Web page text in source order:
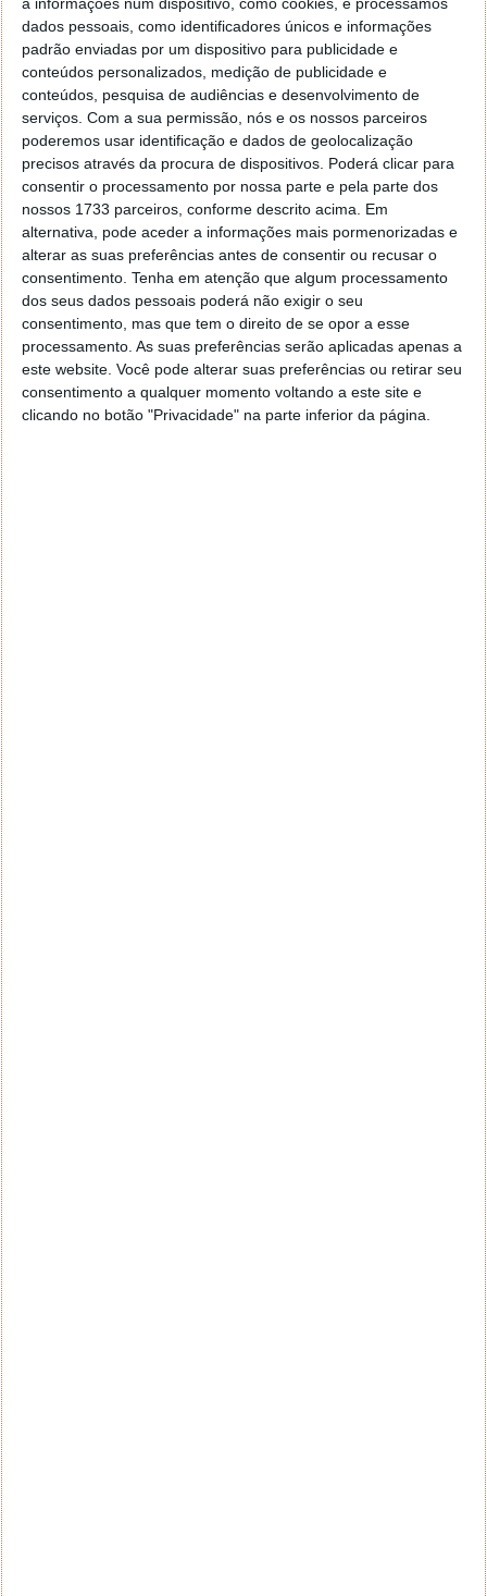
dados pessoais, como identificadores únicos e informações
padrão enviadas por um dispositivo para publicidade e
conteúdos personalizados, medição de publicidade e
conteúdos, pesquisa de audiências e desenvolvimento de
serviços. Com a sua permissão, nós e os nossos parceiros
poderemos usar identificação e dados de geolocalização
precisos através da procura de dispositivos. Poderá clicar para
consentir o processamento por nossa parte e pela parte dos
nossos 1733 parceiros, conforme descrito acima. Em
alternativa, pode aceder a informações mais pormenorizadas e
alterar as suas preferências antes de consentir ou recusar o
consentimento. Tenha em atenção que algum processamento
dos seus dados pessoais poderá não exigir o seu
consentimento, mas que tem o direito de se opor a esse
processamento. As suas preferências serão aplicadas apenas a
este website. Você pode alterar suas preferências ou retirar seu
consentimento a qualquer momento voltando a este site e
clicando no botão "Privacidade" na parte inferior da página.
A presença do Papa na apresentação, algo pouco
comum neste tipo de eventos, é vista como uma
estratégia de comunicação deliberada.
Segundo Andrea Vreede, correspondente do canal
público holandês NOS no Vaticano, citado pelo The
Guardian, se forem só os cardeais a falar, ninguém
presta atenção. No entanto, com o Papa na sala,
todas as câmaras estarão lá.
O que esperar do documento
Segundo os analistas, a encíclica não deverá adotar
um tom catastrofista, mas sim de cautela
construtiva.